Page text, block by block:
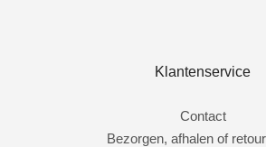
Klantenservice
Contact
Bezorgen, afhalen of